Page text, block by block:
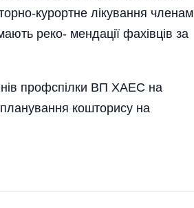
курортне лікування членам
реко- мендації фахівців за
профспілки ВП ХАЕС на
кошторису на